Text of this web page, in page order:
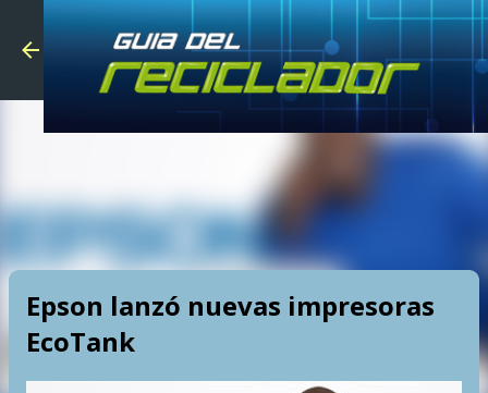
Skip to
Epson lanzó nuevas impresoras
EcoTank